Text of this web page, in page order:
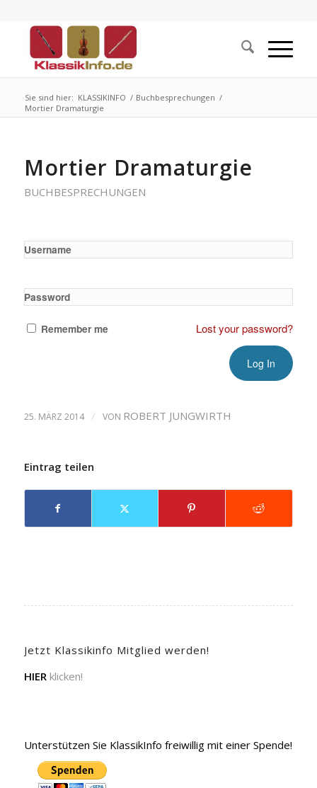
Sie sind hier: KLASSIKINFO / Buchbesprechungen /
Mortier Dramaturgie
Mortier Dramaturgie
BUCHBESPRECHUNGEN
Username
Password
Remember me Lost your password?
25. MÄRZ 2014 / VON ROBERT JUNGWIRTH
Eintrag teilen
Jetzt Klassikinfo Mitglied werden!
HIER klicken!
Unterstützen Sie KlassikInfo freiwillig mit einer Spende!